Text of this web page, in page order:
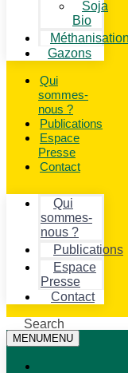
Soja
Bio
Méthanisation
Gazons
Qui
sommes-
nous ?
Publications
Espace
Presse
Contact
Qui
sommes-
nous ?
Publications
Espace
Presse
Contact
Search
MENUMENU